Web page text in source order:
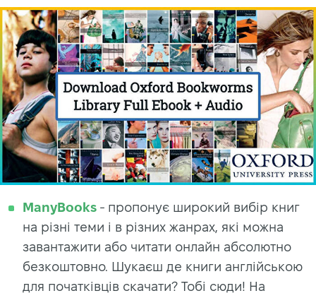
ManyBooks - пропонує широкий вибір книг
на різні теми і в різних жанрах, які можна
завантажити або читати онлайн абсолютно
безкоштовно. Шукаєш де книги англійською
для початківців скачати? Тобі сюди! На